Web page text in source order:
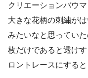
クリエーションバウ
大きな花柄の刺繍が
みたいなと思ってい
枚だけであると透け
ロントレースにする